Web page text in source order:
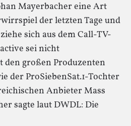
Mayerbacher eine Art
der letzten Tage und
sich aus dem Call-TV-
sei nicht
großen Produzenten
der ProSiebenSat.1-Tochter
Anbieter Mass
sagte laut DWDL: Die